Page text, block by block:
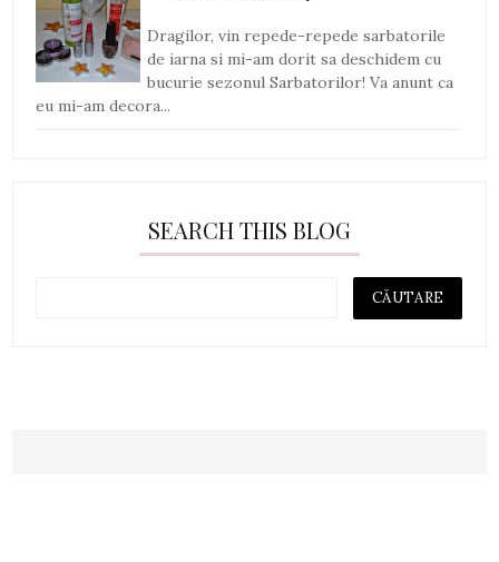
Dragilor, vin repede-repede sarbatorile
de iarna si mi-am dorit sa deschidem cu
bucurie sezonul Sarbatorilor! Va anunt ca
eu mi-am decora...
SEARCH THIS BLOG